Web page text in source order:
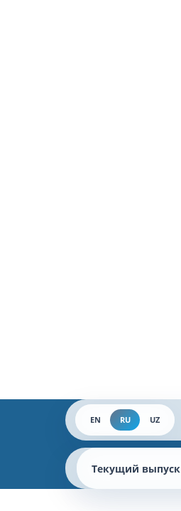
EN RU UZ
Текущий выпуск